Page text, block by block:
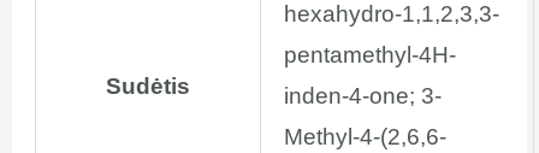
Sudėtis
hexahydro-1,1,2,3,3-
pentamethyl-4H-
inden-4-one; 3-
Methyl-4-(2,6,6-